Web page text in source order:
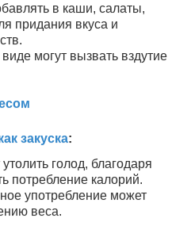
в каши, салаты,
придания вкуса и
могут вызвать вздутие
закуска:
голод, благодаря
потребление калорий.
употребление может
веса.